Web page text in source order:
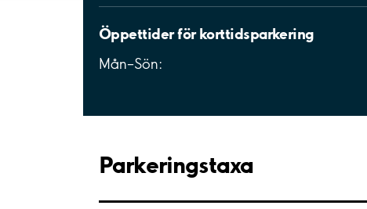
Öppettider för korttidsparkering
Mån–Sön:
Parkeringstaxa